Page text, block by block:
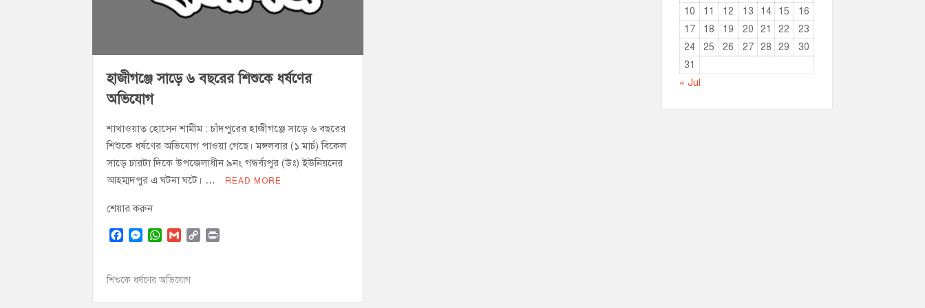
চাঁদপুর জেলা বিএনপির সিনিয়র সহ-সভাপতি মাহবুব আনোয়ার বাবলুর মৃত্যুতে স্মরণ সভা ও দোয়া মাহফিল
কচুয়ায় পৃথক অভিযানে ২০১ পিস ইয়াবা ও ৫০ গ্রাম গাঁজাসহ ৩ মাদক কারবারি গ্রেপ্তার
হাজীগঞ্জে সাড়ে ৬ বছরের শিশুকে ধর্ষণের
অভিযোগ
শাখাওয়াত হোসেন শামীম : চাঁদপুরের হাজীগঞ্জে সাড়ে ৬ বছরের
শিশুকে ধর্ষণের অভিযোগ পাওয়া গেছে। মঙ্গলবার (১ মার্চ) বিকেল
সাড়ে চারটা দিকে উপজেলাধীন ৯নং গন্ধর্ব্যপুর (উঃ) ইউনিয়নের
আহম্মদপুর এ ঘটনা ঘটে। …
READ MORE
শেয়ার করুন
e
o
M
s
n
W
t
A
G
i
C
i
শিশুকে ধর্ষণের অভিযোগ
10
11 12 13 14 15
16
17
18 19 20 21 22
23
24
25 26 27 28 29
30
31
« Jul